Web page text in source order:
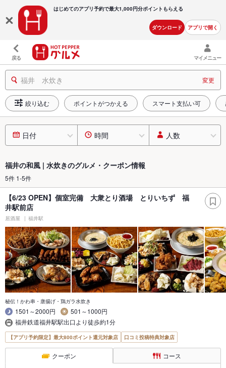
はじめてのアプリ予約で最大1,000円分ポイントもらえる
ダウンロード アプリで開く
戻る マイメニュー
福井 水炊き 変更
絞り込む ポイントがつかえる スマート支払い可
日付 時間 人数
福井の和風 | 水炊きのグルメ・クーポン情報
5件 1-5件
【6/23 OPEN】個室完備 大衆とり酒場 とりいちず 福
井駅前店
居酒屋 福井駅
秘伝！かわ串・唐揚げ・鶏ガラ水炊き
1501～2000円
501～1000円
福井鉄道福井駅駅出口より徒歩約1分
【アプリ予約限定】最大800ポイント還元対象店 口コミ投稿特典対象店
クーポン コース